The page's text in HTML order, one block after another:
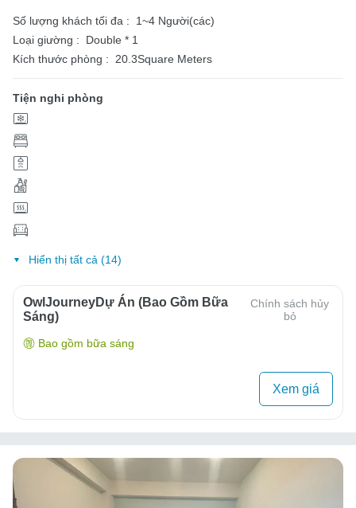
Số lượng khách tối đa :
1~4 Người(các)
Loại giường :
Double * 1
Kích thước phòng : 20.3Square Meters
Tiện nghi phòng
Hiển thị tất cả (14)
OwlJourneyDự Án (Bao Gồm Bữa
Sáng)
Chính sách hủy
bỏ
Bao gồm bữa sáng
Xem giá